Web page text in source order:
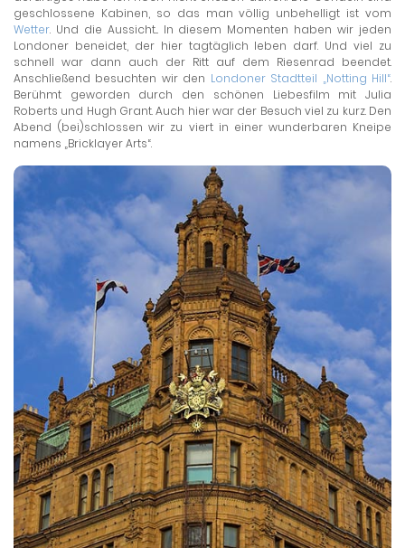
geschlossene Kabinen, so das man völlig unbehelligt ist vom
Wetter. Und die Aussicht... In diesem Momenten haben wir jeden
Londoner beneidet, der hier tagtäglich leben darf. Und viel zu
schnell war dann auch der Ritt auf dem Riesenrad beendet.
Anschließend besuchten wir den Londoner Stadtteil „Notting Hill“.
Berühmt geworden durch den schönen Liebesfilm mit Julia
Roberts und Hugh Grant. Auch hier war der Besuch viel zu kurz. Den
Abend (bei)schlossen wir zu viert in einer wunderbaren Kneipe
namens „Bricklayer Arts“.